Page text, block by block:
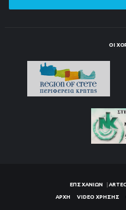
ΟΙ
ΕΠΣ ΧΑΝΊΩΝ |
ΑΡΧΉ VIDEO ΧΡΉΣΗΣ